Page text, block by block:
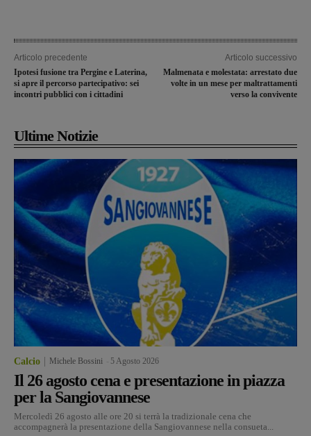
Articolo precedente
Ipotesi fusione tra Pergine e Laterina,
si apre il percorso partecipativo: sei
incontri pubblici con i cittadini
Articolo successivo
Malmenata e molestata: arrestato due
volte in un mese per maltrattamenti
verso la convivente
Ultime Notizie
Calcio Michele Bossini 5 Agosto 2026
Il 26 agosto cena e presentazione in piazza
per la Sangiovannese
Mercoledì 26 agosto alle ore 20 si terrà la tradizionale cena che
accompagnerà la presentazione della Sangiovannese nella consueta...